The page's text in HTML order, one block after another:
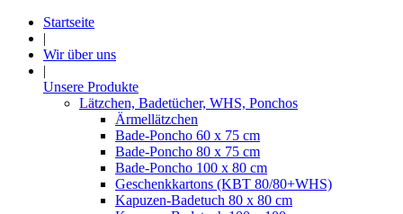
Startseite
|
Wir über uns
|
Unsere Produkte
Lätzchen, Badetücher, WHS, Ponchos
Ärmellätzchen
Bade-Poncho 60 x 75 cm
Bade-Poncho 80 x 75 cm
Bade-Poncho 100 x 80 cm
Geschenkkartons (KBT 80/80+WHS)
Kapuzen-Badetuch 80 x 80 cm